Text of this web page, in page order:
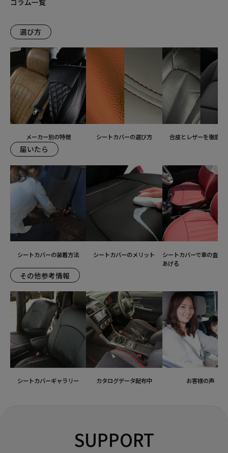
コラム一覧
選び方
メーカー別の特徴 シートカバーの選び方 合皮とレザーを徹底比
届いたら
シートカバーの装着方法 シートカバーのメリット
シートカバーで車の査定
あげる
その他参考情報
シートカバーギャラリー カタログデータ配布中 お客様の声
SUPPORT